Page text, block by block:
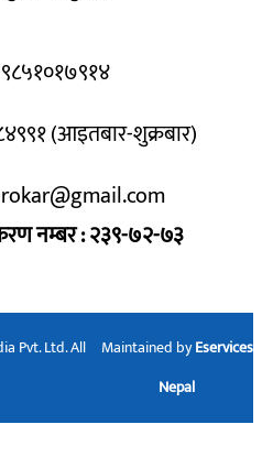
(आइतबार-शुक्रबार)
नम्बर : २३९-७२-७३
Pvt. Ltd. All
Maintained byEservices
Nepal